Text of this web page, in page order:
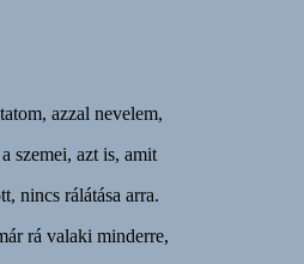
azzal nevelem,
szemei, azt is, amit
nincs rálátása arra.
rá valaki minderre,